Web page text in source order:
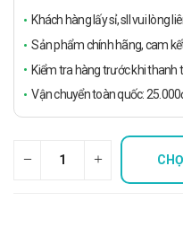
Khách hàng lấy sỉ, sll vui lòng
Sản phẩm chính hãng, cam
Kiểm tra hàng trước khi thanh
Vận chuyển toàn quốc: